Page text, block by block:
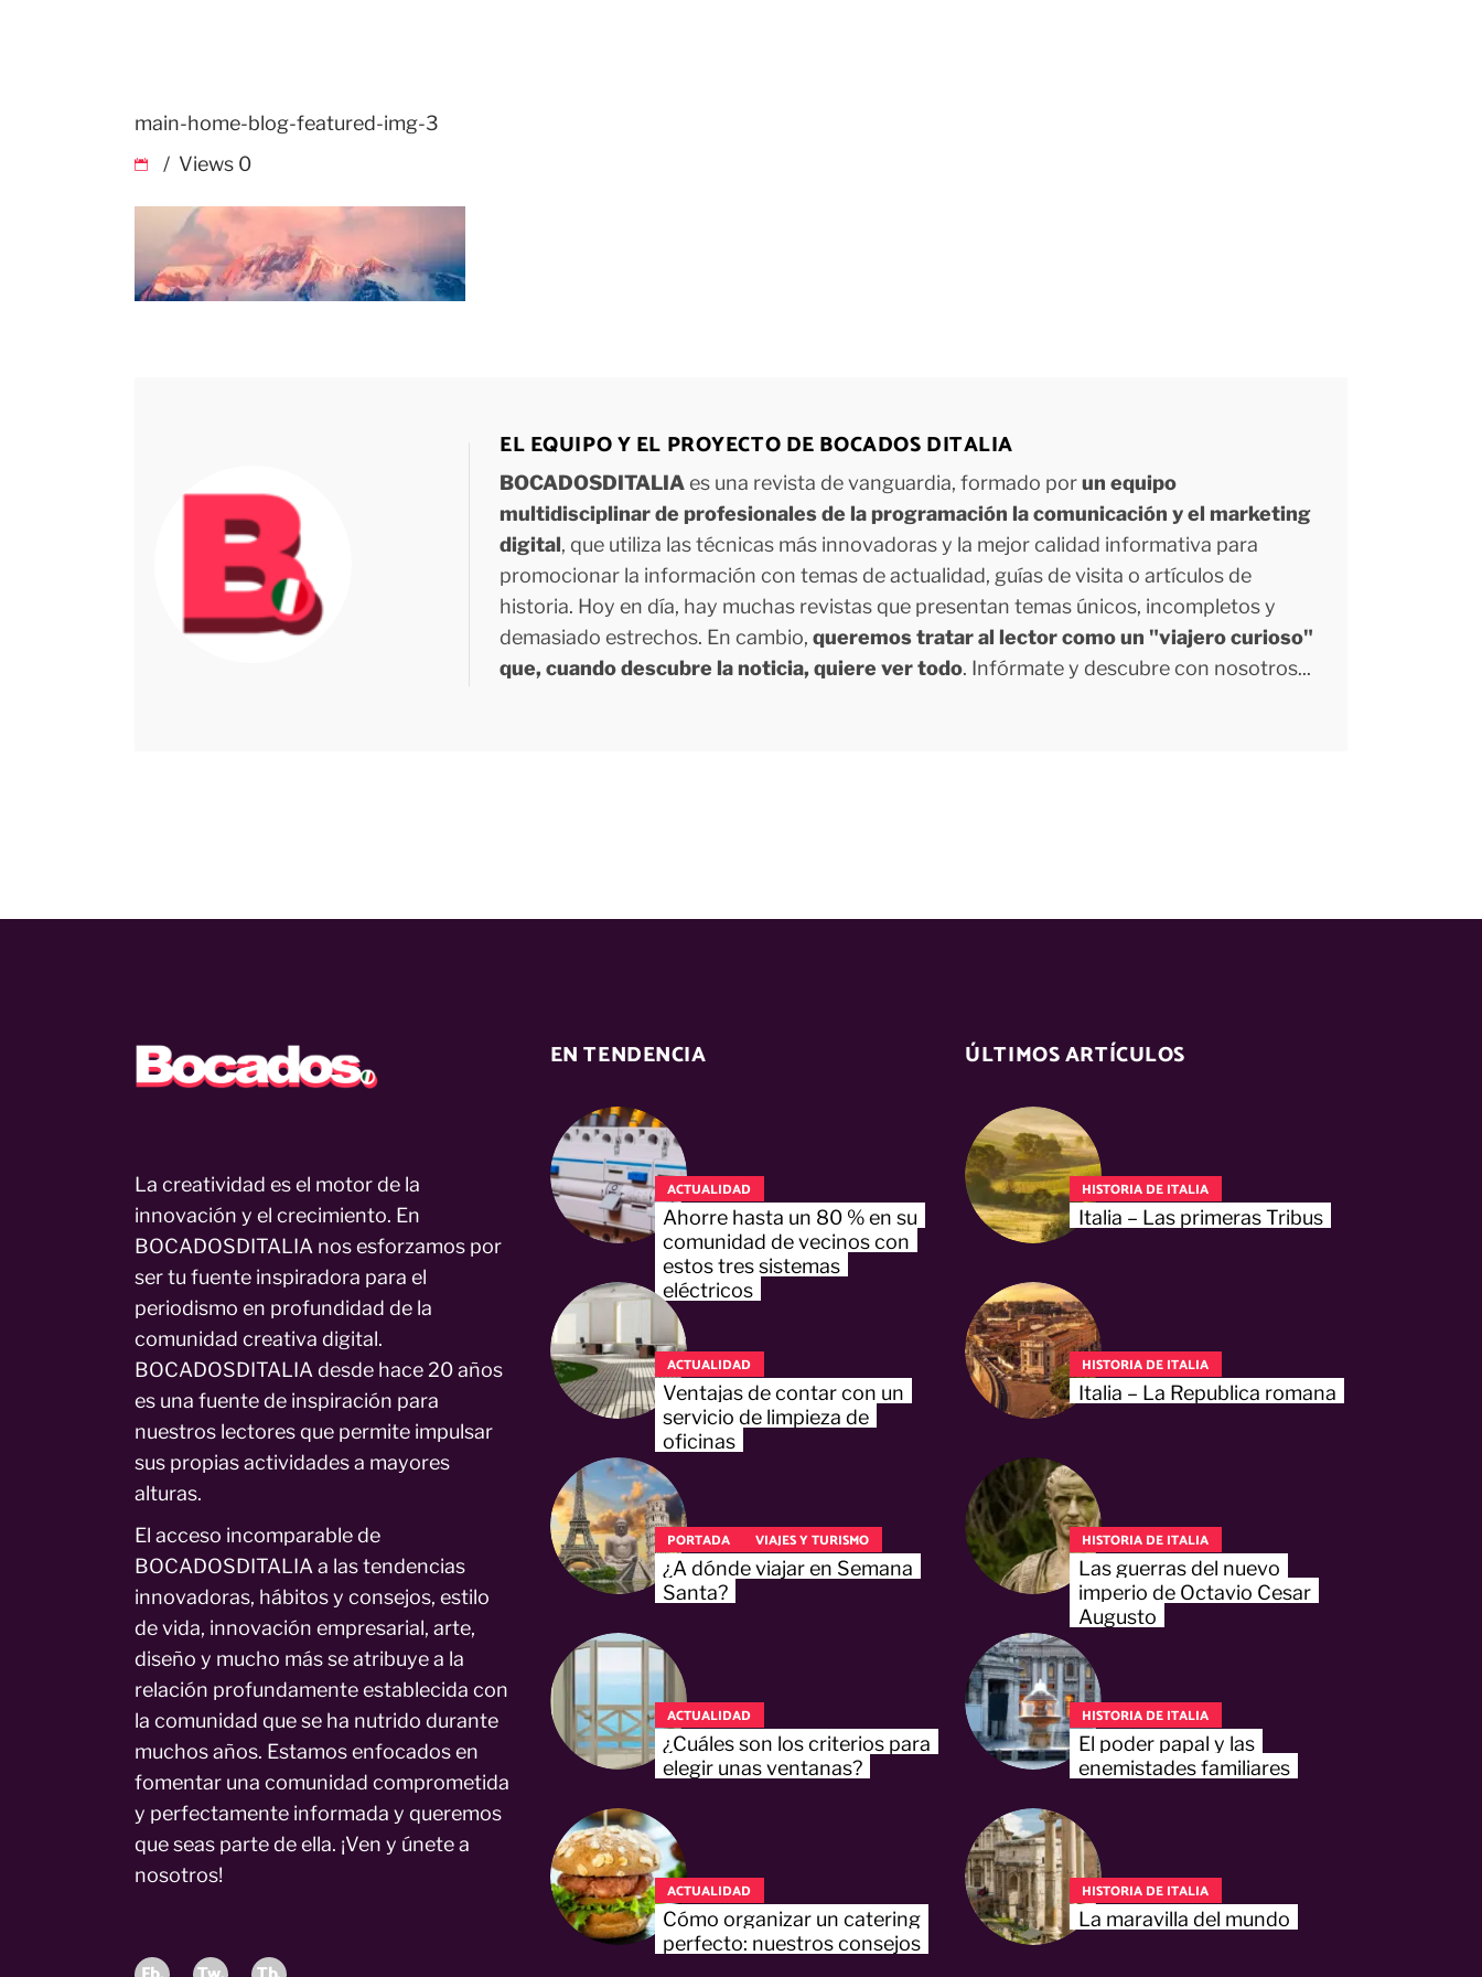
main-home-blog-featured-img-3
Views 0
EL EQUIPO Y EL PROYECTO DE BOCADOS DITALIA
BOCADOSDITALIAes una revista de vanguardia, formado porun equipo
multidisciplinar de profesionales de la programación la comunicación y el marketing
digital, que utiliza las técnicas más innovadoras y la mejor calidad informativa para
promocionar la información con temas de actualidad, guías de visita o artículos de
historia. Hoy en día, hay muchas revistas que presentan temas únicos, incompletos y
demasiado estrechos. En cambio, queremos tratar al lector como un "viajero curioso"
que, cuando descubre la noticia, quiere ver todo. Infórmate y descubre con nosotros...
La creatividad es el motor de la
innovación y el crecimiento. En
BOCADOSDITALIA nos esforzamos por
ser tu fuente inspiradora para el
periodismo en profundidad de la
comunidad creativa digital.
BOCADOSDITALIA desde hace 20 años
es una fuente de inspiración para
nuestros lectores que permite impulsar
sus propias actividades a mayores
alturas.
El acceso incomparable de
BOCADOSDITALIA a las tendencias
innovadoras, hábitos y consejos, estilo
de vida, innovación empresarial, arte,
diseño y mucho más se atribuye a la
relación profundamente establecida con
la comunidad que se ha nutrido durante
muchos años. Estamos enfocados en
fomentar una comunidad comprometida
y perfectamente informada y queremos
que seas parte de ella. ¡Ven y únete a
nosotros!
EN TENDENCIA
ACTUALIDAD
Ahorre hasta un 80 % en su
comunidad de vecinos con
estos tres sistemas
eléctricos
ACTUALIDAD
Ventajas de contar con un
servicio de limpieza de
oficinas
PORTADA VIAJES Y TURISMO
¿A dónde viajar en Semana
Santa?
ACTUALIDAD
¿Cuáles son los criterios para
elegir unas ventanas?
ACTUALIDAD
Cómo organizar un catering
perfecto: nuestros consejos
ÚLTIMOS ARTÍCULOS
HISTORIA DE ITALIA
Italia – Las primeras Tribus
HISTORIA DE ITALIA
Italia – La Republica romana
HISTORIA DE ITALIA
Las guerras del nuevo
imperio de Octavio Cesar
Augusto
HISTORIA DE ITALIA
El poder papal y las
enemistades familiares
HISTORIA DE ITALIA
La maravilla del mundo